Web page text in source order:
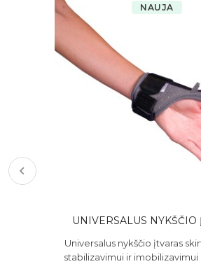
NAUJA
UNIVERSALUS NYKŠČIO
Universalus nykščio įtvaras
stabilizavimui ir